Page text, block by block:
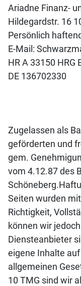
Ariadne Finanz-
Hildegardstr. 16
Persönlich
E-Mail:
HR A 33150 HRG
DE 136702330
Zugelassen als
geförderten und
gem.
vom 4.12.87 des
Seiten wurden
Richtigkeit,
können wir
Diensteanbieter
eigene Inhalte
allgemeinen
10 TMG sind wir